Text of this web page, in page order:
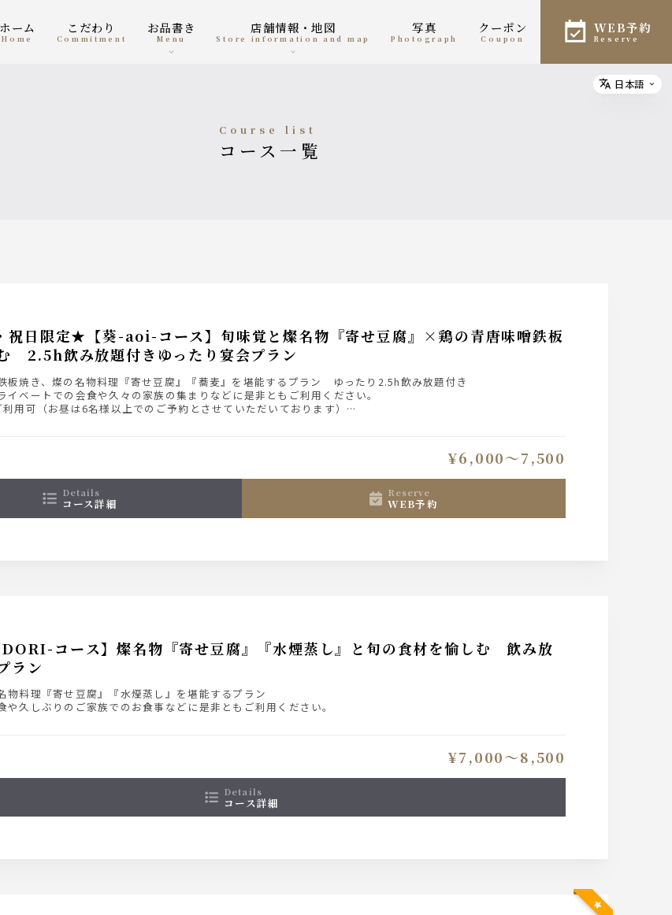
ホーム
home
こだわり
Commitment
お品書き
menu
店舗情報・地図
Store information and map
写真
photograph
クーポン
coupon
WEB予約
reserve
course list
コース一覧
祝日限定★【葵-aoi-コース】旬味覚と燦名物『寄せ豆腐』×鶏の青唐味噌鉄板
2.5h飲み放題付きゆったり宴会プラン
板焼き、燦の名物料理『寄せ豆腐』『蕎麦』を堪能するプラン ゆったり2.5h飲み放題付き
イベートでの会食や久々の家族の集まりなどに是非ともご利用ください。
用可（お昼は6名様以上でのご予約とさせていただいております）
¥6,000〜7,500
details
コース詳細
reserve
WEB予約
コース】燦名物『寄せ豆腐』『水煙蒸し』と旬の食材を愉しむ 飲み放
ラン
物料理『寄せ豆腐』『水煙蒸し』を堪能するプラン
や久しぶりのご家族でのお食事などに是非ともご利用ください。
¥7,000〜8,500
details
コース詳細
Select
日本語